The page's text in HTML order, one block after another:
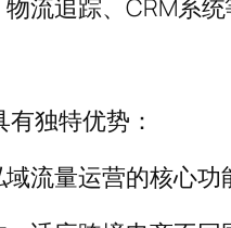
流追踪、CRM系
独特优势：
流量运营的核心功